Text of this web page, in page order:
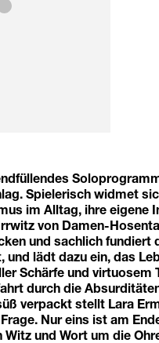
Spielerisch widmet
im Alltag, ihre eigene
von Damen-
und sachlich fundiert
lädt dazu ein, das
Schärfe und
durch die
verpackt stellt Lara
Nur eins ist am
und Wort um die